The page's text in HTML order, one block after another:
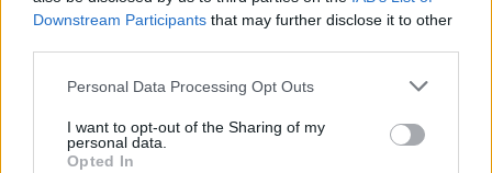
Downstream Participants that may further disclose it to other
Personal Data Processing Opt Outs
I want to opt-out of the Sharing of my
personal data.
Opted In
Ξενάγηση στο σπίτι που πέθανε Marilyn
Monroe – Σε τίνος τα χέρια είναι σήμερα
@15-08-2018